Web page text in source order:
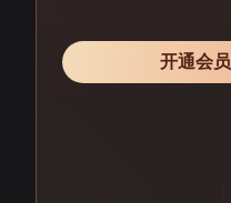
开通会员